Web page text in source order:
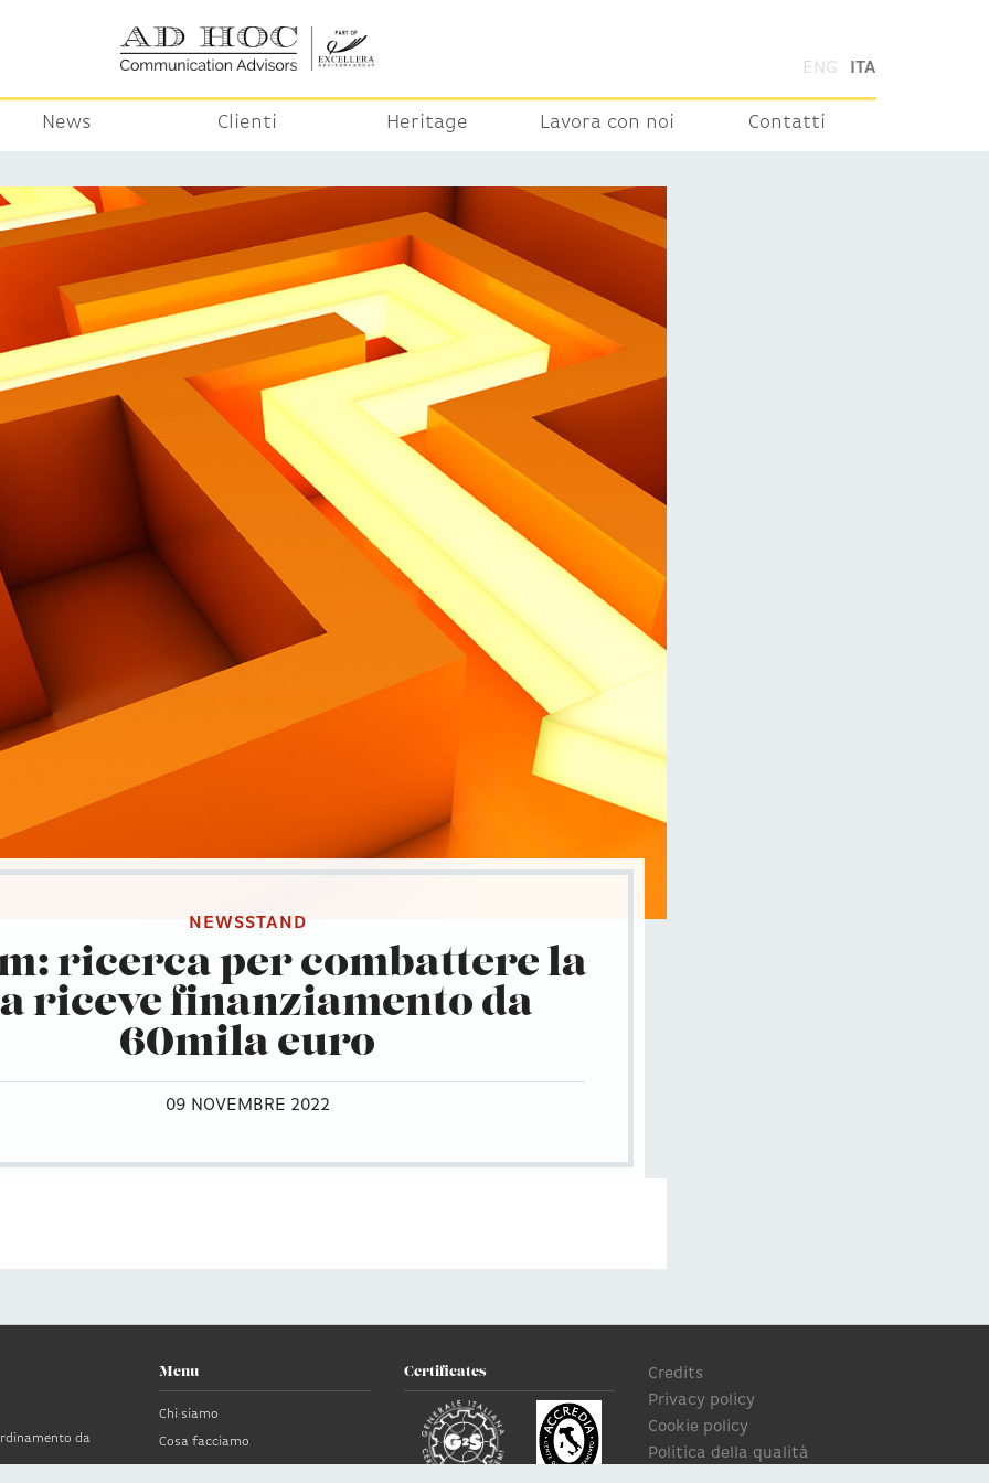
ENG ITA
News Clienti Heritage Lavora con noi Contatti
NEWSSTAND
ricerca per combattere la
riceve finanziamento da
60mila euro
09 NOVEMBRE 2022
da
Menu
Chi siamo
Cosa facciamo
Certificates
Credits
Privacy policy
Cookie policy
Politica della qualità